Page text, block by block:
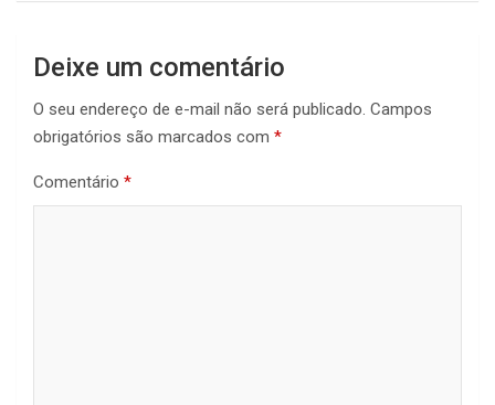
Deixe um comentário
O seu endereço de e-mail não será publicado. Campos
obrigatórios são marcados com *
Comentário *